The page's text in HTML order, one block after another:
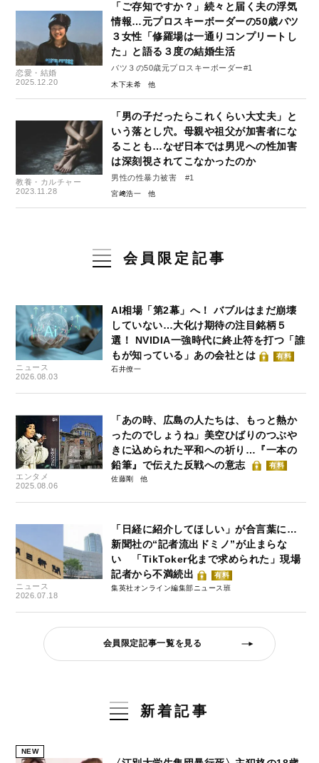
恋愛・結婚
2025.12.20
「ご存知ですか？」続々と届く夫の浮気
情報…元プロスキーボーダーの50歳バツ
３女性「修羅場は一通りコンプリートし
た」と語る３度の結婚生活
バツ３の50歳元プロスキーボーダー#1
木下未希
教養・カルチャー
2023.11.28
「男の子だったらこれくらい大丈夫」と
いう落とし穴。母親や祖父が加害者にな
ることも…なぜ日本では男児への性加害
は深刻視されてこなかったのか
男性の性暴力被害 #1
宮﨑浩一
会員限定記事
ニュース
2026.08.03
AI相場「第2幕」へ！ バブルはまだ崩壊
していない…大化け期待の注目銘柄５
選！ NVIDIA一強時代に終止符を打つ「誰
もが知っている」あの会社とは
有料
石井僚一
エンタメ
2025.08.06
「あの時、広島の人たちは、もっと熱か
ったのでしょうね」美空ひばりのつぶや
きに込められた平和への祈り…『一本の
鉛筆』で伝えた反戦への意志
有料
佐藤剛
ニュース
2026.07.18
「日経に紹介してほしい」が合言葉に…
新聞社の“記者流出ドミノ”が止まらな
い 「TikToker化まで求められた」現場
記者から不満続出
有料
集英社オンライン編集部ニュース班
会員限定記事一覧を見る
新着記事
NEW